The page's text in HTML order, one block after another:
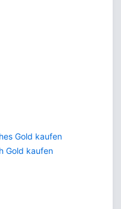
Gold kaufen
Gold kaufen